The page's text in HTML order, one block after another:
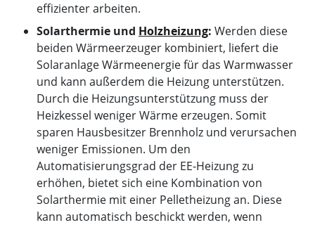
effizienter arbeiten.
Solarthermie und Holzheizung: Werden diese
beiden Wärmeerzeuger kombiniert, liefert die
Solaranlage Wärmeenergie für das Warmwasser
und kann außerdem die Heizung unterstützen.
Durch die Heizungsunterstützung muss der
Heizkessel weniger Wärme erzeugen. Somit
sparen Hausbesitzer Brennholz und verursachen
weniger Emissionen. Um den
Automatisierungsgrad der EE-Heizung zu
erhöhen, bietet sich eine Kombination von
Solarthermie mit einer Pelletheizung an. Diese
kann automatisch beschickt werden, wenn